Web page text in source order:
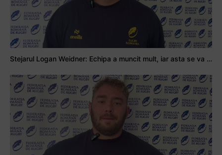
Stejarul Logan Weidner: Echipa a muncit mult, iar asta se va vedea în meciurile de la Nations Cup